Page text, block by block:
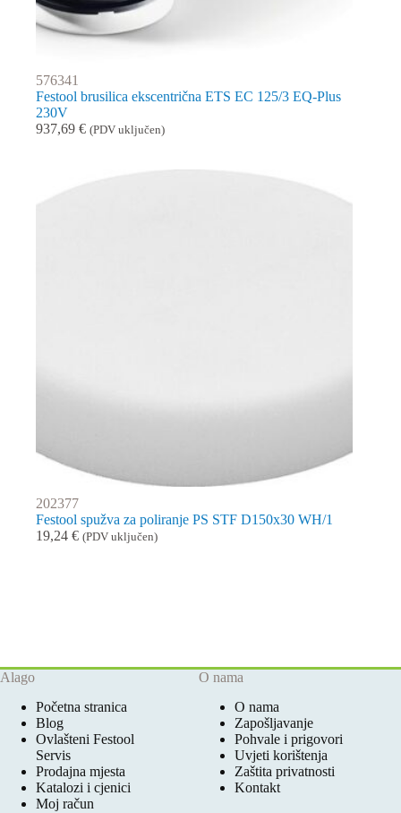
576341
Festool brusilica ekscentrična ETS EC 125/3 EQ-Plus
230V
937,69 € (PDV uključen)
202377
Festool spužva za poliranje PS STF D150x30 WH/1
19,24 € (PDV uključen)
Alago
Početna stranica
Blog
Ovlašteni Festool
Servis
Prodajna mjesta
Katalozi i cjenici
Moj račun
O nama
O nama
Zapošljavanje
Pohvale i prigovori
Uvjeti korištenja
Zaštita privatnosti
Kontakt